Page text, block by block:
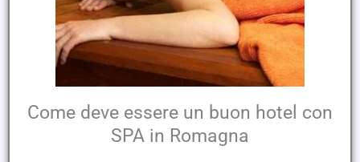
Come deve essere un buon hotel con
SPA in Romagna